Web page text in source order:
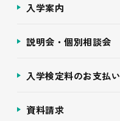
入学案内
説明会・個別相談会
入学検定料のお支払い
資料請求